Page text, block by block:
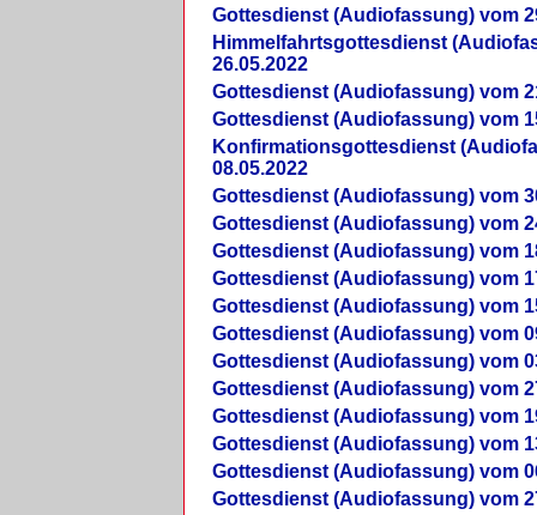
Gottesdienst (Audiofassung) vom
Himmelfahrtsgottesdienst
26.05.2022
Gottesdienst (Audiofassung) vom
Gottesdienst (Audiofassung) vom
Konfirmationsgottesdienst
08.05.2022
Gottesdienst (Audiofassung) vom
Gottesdienst (Audiofassung) vom
Gottesdienst (Audiofassung) vom
Gottesdienst (Audiofassung) vom
Gottesdienst (Audiofassung) vom
Gottesdienst (Audiofassung) vom
Gottesdienst (Audiofassung) vom
Gottesdienst (Audiofassung) vom
Gottesdienst (Audiofassung) vom
Gottesdienst (Audiofassung) vom
Gottesdienst (Audiofassung) vom
Gottesdienst (Audiofassung) vom